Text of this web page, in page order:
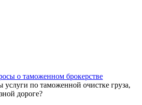
о таможенном брокерстве
услуги по таможенной очистке груза,
дороге?